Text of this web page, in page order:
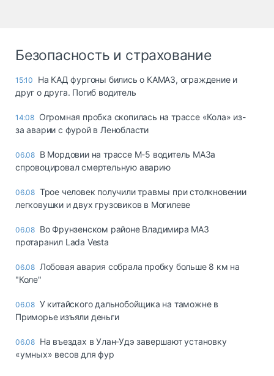
Безопасность и страхование
15:10
На КАД фургоны бились о КАМАЗ, ограждение и
друг о друга. Погиб водитель
14:08 Огромная пробка скопилась на трассе «Кола» из-
за аварии с фурой в Ленобласти
06.08 В Мордовии на трассе М-5 водитель МАЗа
спровоцировал смертельную аварию
06.08 Трое человек получили травмы при столкновении
легковушки и двух грузовиков в Могилеве
06.08 Во Фрунзенском районе Владимира МАЗ
протаранил Lada Vesta
06.08 Лобовая авария собрала пробку больше 8 км на
"Коле"
06.08 У китайского дальнобойщика на таможне в
Приморье изъяли деньги
06.08 Ha въeздax в Улaн-Удэ зaвepшaют ycтaнoвкy
«yмныx» вecoв для фyp